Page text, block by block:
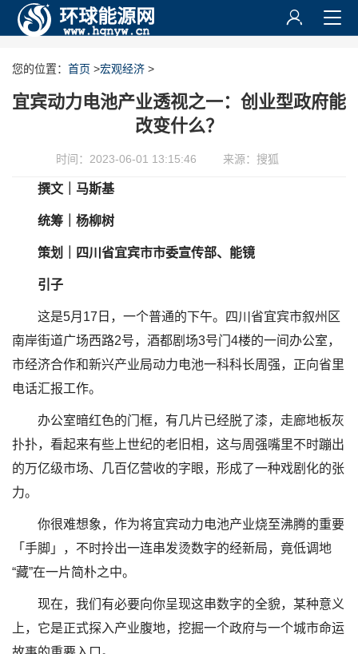
您的位置： 首页 >宏观经济 >
宜宾动力电池产业透视之一：创业型政府能
改变什么？
时间：2023-06-01 13:15:46 来源：搜狐
撰文｜马斯基
统筹｜杨柳树
策划｜四川省宜宾市市委宣传部、能镜
引子
这是5月17日，一个普通的下午。四川省宜宾市叙州区
南岸街道广场西路2号，酒都剧场3号门4楼的一间办公室，
市经济合作和新兴产业局动力电池一科科长周强，正向省里
电话汇报工作。
办公室暗红色的门框，有几片已经脱了漆，走廊地板灰
扑扑，看起来有些上世纪的老旧相，这与周强嘴里不时蹦出
的万亿级市场、几百亿营收的字眼，形成了一种戏剧化的张
力。
你很难想象，作为将宜宾动力电池产业烧至沸腾的重要
「手脚」，不时拎出一连串发烫数字的经新局，竟低调地
“藏”在一片简朴之中。
现在，我们有必要向你呈现这串数字的全貌，某种意义
上，它是正式探入产业腹地，挖掘一个政府与一个城市命运